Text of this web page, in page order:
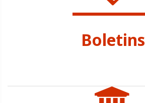
Boletins